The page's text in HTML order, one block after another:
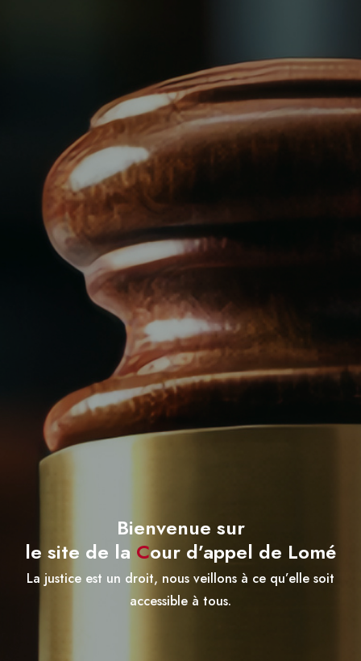
Bienvenue sur
le site de la Cour d’appel de Lomé
La justice est un droit, nous veillons à ce qu’elle soit
accessible à tous.